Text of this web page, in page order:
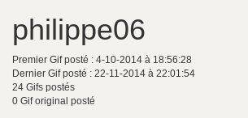
philippe06
Premier Gif posté : 4-10-2014 à 18:56:28
Dernier Gif posté : 22-11-2014 à 22:01:54
24 Gifs postés
0 Gif original posté